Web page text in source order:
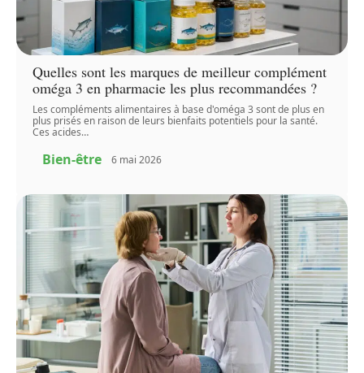
Quelles sont les marques de meilleur complément
oméga 3 en pharmacie les plus recommandées ?
Les compléments alimentaires à base d'oméga 3 sont de plus en
plus prisés en raison de leurs bienfaits potentiels pour la santé.
Ces acides…
Bien-être 6 mai 2026